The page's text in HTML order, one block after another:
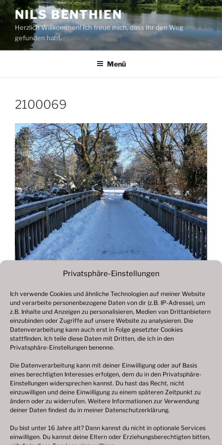
Privatsphäre-Einstellungen
Ich verwende Cookies und ähnliche Technologien auf meiner Website
und verarbeite personenbezogene Daten von dir (z.B. IP-Adresse), um
z.B. Inhalte und Anzeigen zu personalisieren, Medien von Drittanbietern
einzubinden oder Zugriffe auf unsere Website zu analysieren. Die
Datenverarbeitung kann auch erst in Folge gesetzter Cookies
stattfinden. Ich teile diese Daten mit Dritten, die ich in den
Privatsphäre-Einstellungen benenne.
Die Datenverarbeitung kann mit deiner Einwilligung oder auf Basis
eines berechtigten Interesses erfolgen, dem du in den Privatsphäre-
Einstellungen widersprechen kannst. Du hast das Recht, nicht
einzuwilligen und deine Einwilligung zu einem späteren Zeitpunkt zu
ändern oder zu widerrufen. Weitere Informationen zur Verwendung
deiner Daten findest du in meiner Datenschutzerklärung.
Du bist unter 16 Jahre alt? Dann kannst du nicht in optionale Services
einwilligen. Du kannst deine Eltern oder Erziehungsberechtigten bitten,
Zum
Inhalt
springen
NILS BENTHIEN
Herzlich Willkommen! Ich freue mich, dass Ihr den Weg
gefunden habt.
Menü
2100069
Beitragsnavigation
Vorheriger
Beitrag
Fotogalerie 2021
© 2003 – 2025 nilsbenthien.de,Datenschutzerklärung
|Cookie-Richtlinie EU|Impressum